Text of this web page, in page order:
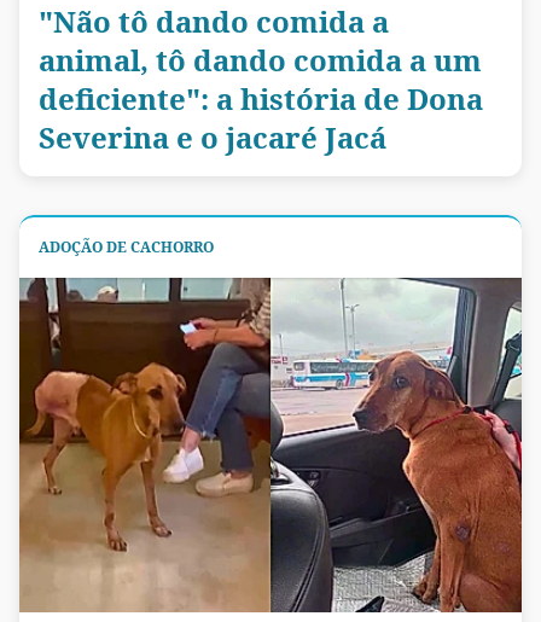
"Não tô dando comida a
animal, tô dando comida a um
deficiente": a história de Dona
Severina e o jacaré Jacá
ADOÇÃO DE CACHORRO